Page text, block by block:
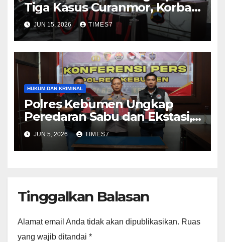
Tiga Kasus Curanmor, Korban
Kembali Tersenyum Setelah
Motor Ditemukan
JUN 15, 2026 TIMES7
HUKUM DAN KRIMINAL
Polres Kebumen Ungkap
Peredaran Sabu dan Ekstasi,
Dua Tersangka Terancam 20
Tahun Penjara
JUN 5, 2026 TIMES7
Tinggalkan Balasan
Alamat email Anda tidak akan dipublikasikan. Ruas
yang wajib ditandai *